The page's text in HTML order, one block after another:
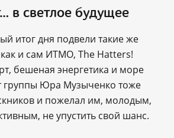
в светлое будущее
итог дня подвели такие же
как и сам ИТМО, The Hatters!
бешеная энергетика и море
группы Юра Музыченко тоже
и пожелал им, молодым,
не упустить свой шанс.